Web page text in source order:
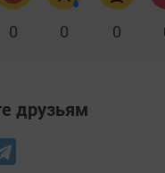
0 0 0
друзьям